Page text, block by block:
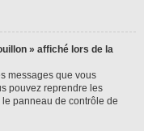
» affiché lors de la
messages que vous
pouvez reprendre les
panneau de contrôle de